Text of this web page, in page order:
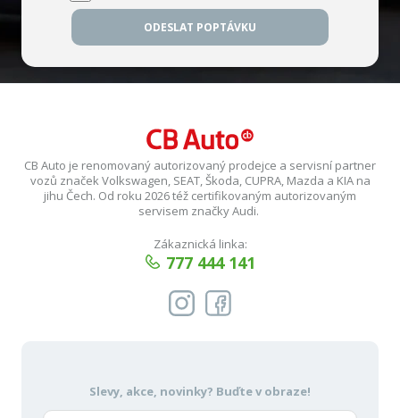
ODESLAT POPTÁVKU
CB Auto je renomovaný autorizovaný prodejce a servisní partner
vozů značek Volkswagen, SEAT, Škoda, CUPRA, Mazda a KIA na
jihu Čech. Od roku 2026 též certifikovaným autorizovaným
servisem značky Audi.
Zákaznická linka:
777 444 141
Slevy, akce, novinky? Buďte v obraze!